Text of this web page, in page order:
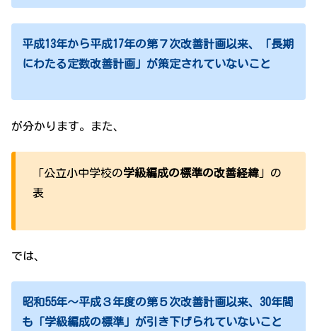
平成13年から平成17年の第７次改善計画以来、「長期
にわたる定数改善計画」が策定されていないこと
が分かります。また、
「公立小中学校の学級編成の標準の改善経緯 」の
表
では、
昭和55年～平成３年度の第５次改善計画以来、30年間
も「学級編成の標準」が引き下げられていないこと